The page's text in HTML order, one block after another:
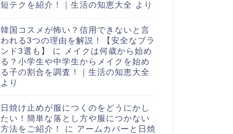
短テクを紹介！｜生活の知恵大全 より
韓国コスメが怖い？信用できないと言
われる3つの理由を解説！【安全なブラ
ンド3選も】
に メイクは何歳から始め
る？小学生や中学生からメイクを始め
る子の割合を調査！｜生活の知恵大全
より
日焼け止めが服につくのをどうにかし
たい！簡単な落とし方や服につかない
方法をご紹介！
に アームカバーと日焼